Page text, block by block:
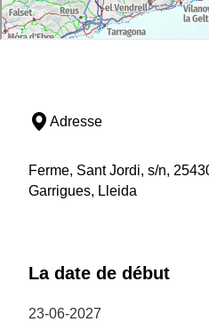
Adresse
Ferme, Sant Jordi, s/n,
Garrigues, Lleida
La date de début
23-06-2027